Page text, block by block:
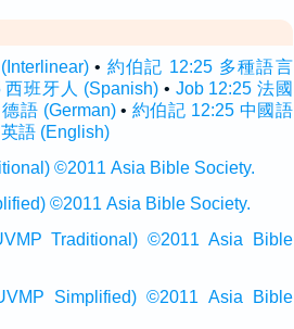
• 約伯記 12:25 多種語言
西班牙人 (Spanish) • Job 12:25 法國
語 (German)• 約伯記 12:25 中國語
語 (English)
©2011 Asia Bible Society.
©2011 Asia Bible Society.
Traditional) ©2011 Asia Bible
Simplified) ©2011 Asia Bible